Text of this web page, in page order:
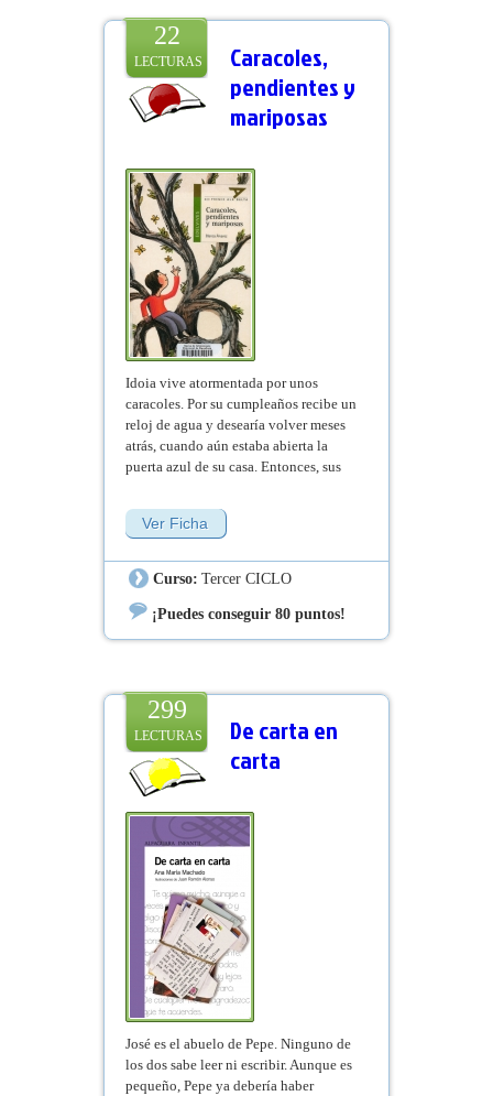
22
LECTURAS
Caracoles,
pendientes y
mariposas
Idoia vive atormentada por unos
caracoles. Por su cumpleaños recibe un
reloj de agua y desearía volver meses
atrás, cuando aún estaba abierta la
puerta azul de su casa. Entonces, sus
"pequeña princesa". Retomar el pasado
no es posible, pero Idoia cuenta con la
Ver Ficha
Curso: Tercer CICLO
¡Puedes conseguir 80 puntos!
299
LECTURAS
De carta en
carta
José es el abuelo de Pepe. Ninguno de
los dos sabe leer ni escribir. Aunque es
pequeño, Pepe ya debería haber